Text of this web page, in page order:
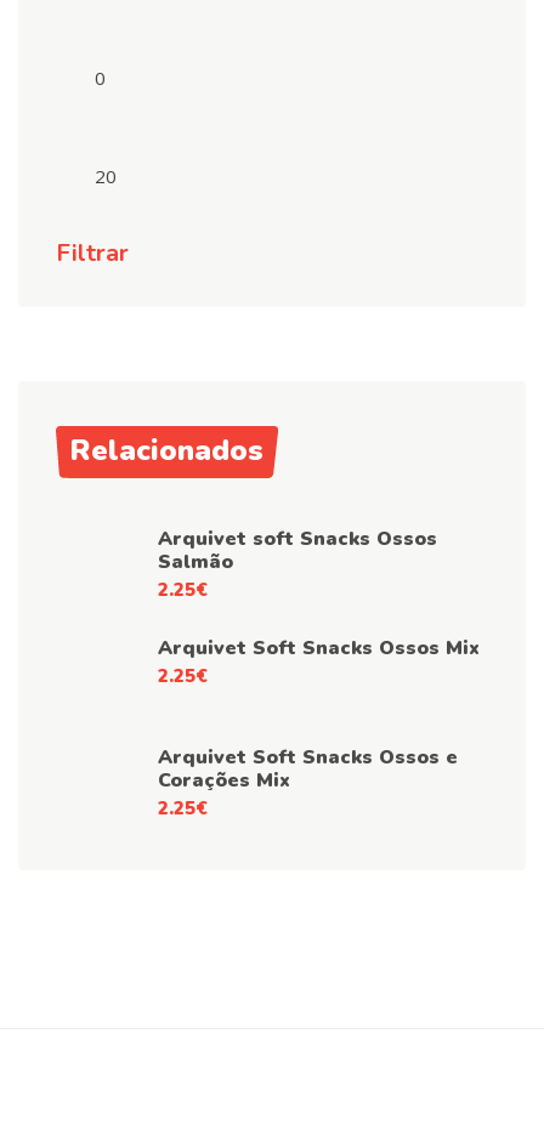
mínimo
máximo
Filtrar
Relacionados
Arquivet soft Snacks Ossos
Salmão
2.25€
Arquivet Soft Snacks Ossos Mix
2.25€
Arquivet Soft Snacks Ossos e
Corações Mix
2.25€